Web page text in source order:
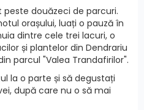
douăzeci de parcuri.
orașului, luați o pauză în
dintre cele trei lacuri, o
și plantelor din Dendrariu
parcul "Valea Trandafirilor".
la o parte și să degustați
după care nu o să mai